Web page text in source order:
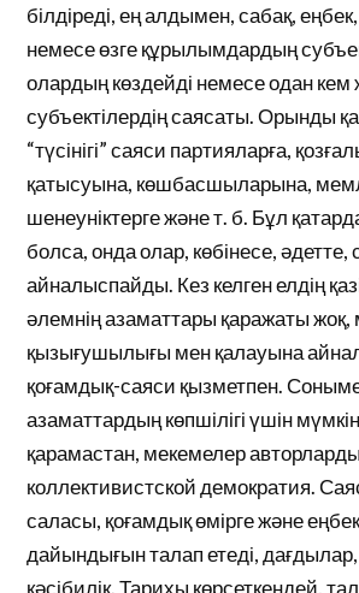
білдіреді, ең алдымен, сабақ,
немесе өзге құрылымдардың
олардың көздейді немесе одан кем
субъектілердің саясаты. Орынды
“түсінігі” саяси партияларға,
қатысуына, көшбасшыларына,
шенеуніктерге және т. б. Бұл
болса, онда олар, көбінесе,
айналыспайды. Кез келген елдің
әлемнің азаматтары қаражаты жоқ,
қызығушылығы мен қалауына
қоғамдық-саяси қызметпен.
азаматтардың көпшілігі үшін
қарамастан, мекемелер
коллективистской демократия.
саласы, қоғамдық өмірге және
дайындығын талап етеді, дағдылар,
кәсібилік. Тарихы көрсеткендей,